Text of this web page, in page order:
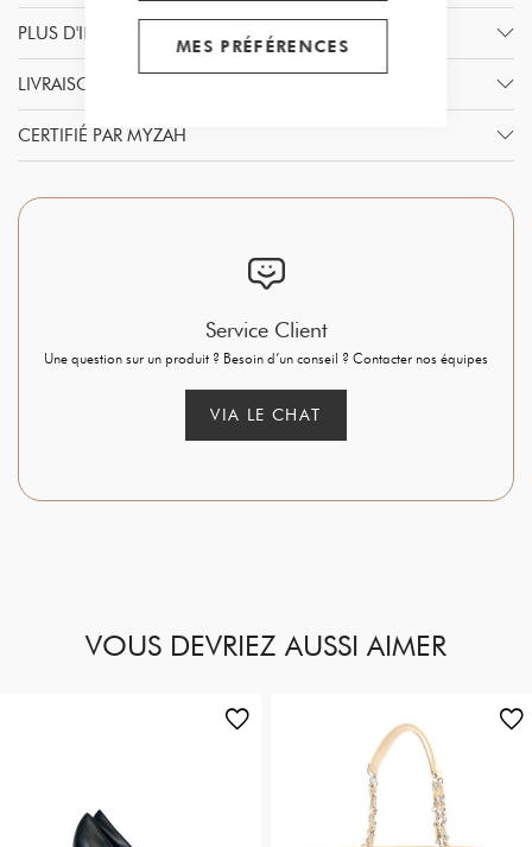
MES PRÉFÉRENCES
PLUS D'INFORMATION
LIVRAISON & RETOURS
CERTIFIÉ PAR MYZAH
Service Client
Une question sur un produit ? Besoin d’un conseil ? Contacter nos équipes
VIA LE CHAT
VOUS DEVRIEZ AUSSI AIMER